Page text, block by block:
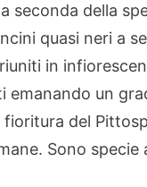
seconda della
quasi neri a
in
emanando un
fioritura del
Sono